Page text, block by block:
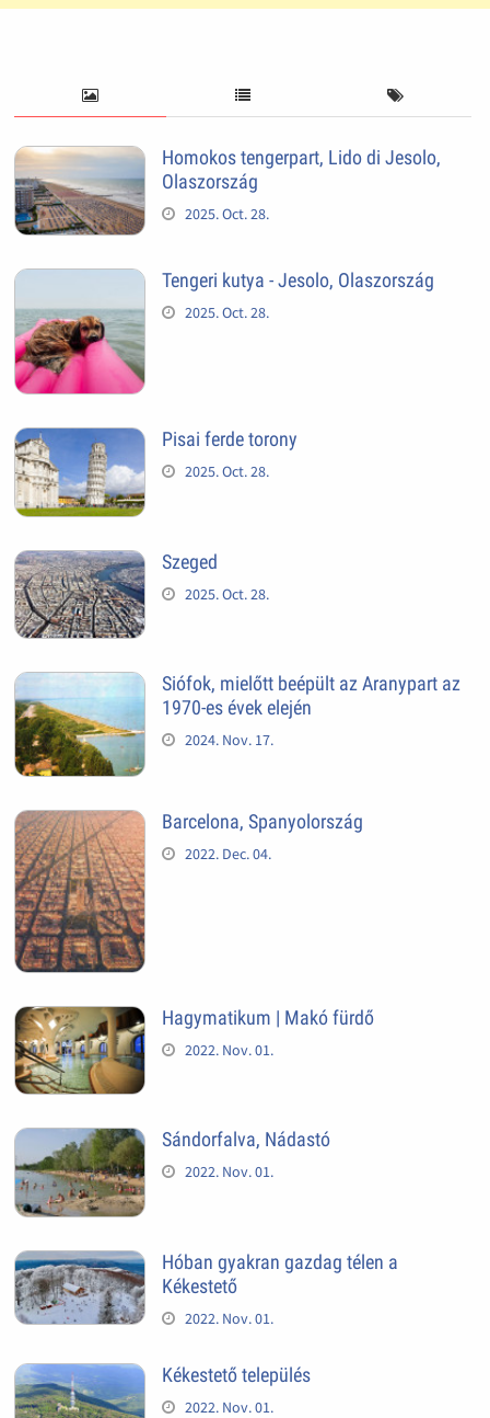
Homokos tengerpart, Lido di Jesolo,
Olaszország
2025. Oct. 28.
Tengeri kutya - Jesolo, Olaszország
2025. Oct. 28.
Pisai ferde torony
2025. Oct. 28.
Szeged
2025. Oct. 28.
Siófok, mielőtt beépült az Aranypart az
1970-es évek elején
2024. Nov. 17.
Barcelona, Spanyolország
2022. Dec. 04.
Hagymatikum | Makó fürdő
2022. Nov. 01.
Sándorfalva, Nádastó
2022. Nov. 01.
Hóban gyakran gazdag télen a
Kékestető
2022. Nov. 01.
Kékestető település
2022. Nov. 01.